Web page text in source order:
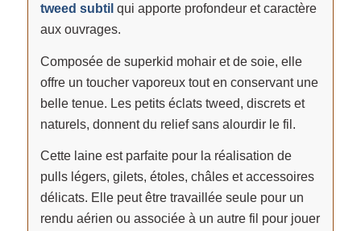
tweed subtil qui apporte profondeur et caractère
aux ouvrages.
Composée de superkid mohair et de soie, elle
offre un toucher vaporeux tout en conservant une
belle tenue. Les petits éclats tweed, discrets et
naturels, donnent du relief sans alourdir le fil.
Cette laine est parfaite pour la réalisation de
pulls légers, gilets, étoles, châles et accessoires
délicats. Elle peut être travaillée seule pour un
rendu aérien ou associée à un autre fil pour jouer